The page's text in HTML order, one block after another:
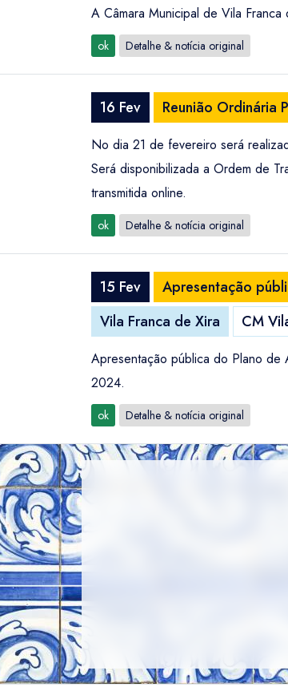
A Câmara Municipal de Vila
ok Detalhe & notícia original
16 Fev Reunião Ordinária
No dia 21 de fevereiro será
Será disponibilizada a Ordem de
transmitida online.
ok Detalhe & notícia original
15 Fev
Apresentação
Vila Franca de Xira
CM
Apresentação pública do Plano de
2024.
ok Detalhe & notícia original